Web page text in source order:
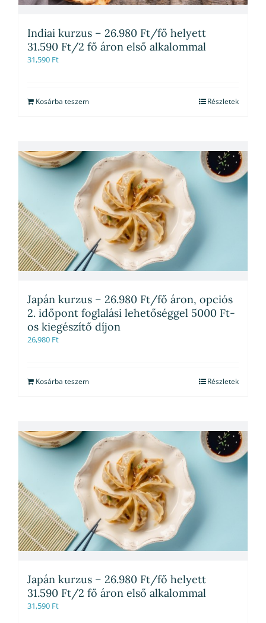
Indiai kurzus – 26.980 Ft/fő helyett
31.590 Ft/2 fő áron első alkalommal
31,590 Ft
Kosárba teszem Részletek
Japán kurzus – 26.980 Ft/fő áron, opciós
2. időpont foglalási lehetőséggel 5000 Ft-
os kiegészítő díjon
26,980 Ft
Kosárba teszem Részletek
Japán kurzus – 26.980 Ft/fő helyett
31.590 Ft/2 fő áron első alkalommal
31,590 Ft